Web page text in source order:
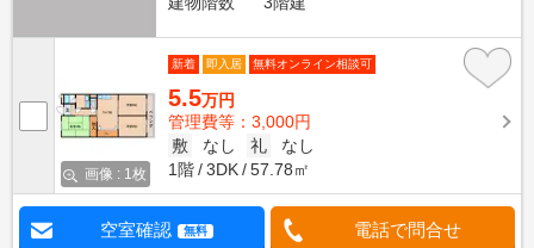
画像 : 1枚
新着 即入居 無料オンライン相談可
5.5万円
管理費等：3,000円
敷
なし 礼
なし
1階
3DK 57.78㎡
空室確認 無料 電話で問合せ